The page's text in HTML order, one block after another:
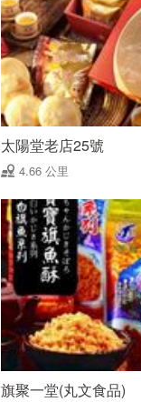
太陽堂老店25號
4.66 公里
旗聚一堂(丸文食品)